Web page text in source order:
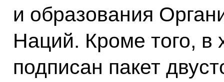
и образования
Наций. Кроме того, в
подписан пакет